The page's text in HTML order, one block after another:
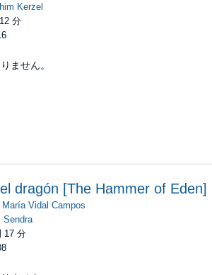
Kerzel
分
ません。
dragón [The Hammer of Eden]
María Vidal Campos
Sendra
17 分